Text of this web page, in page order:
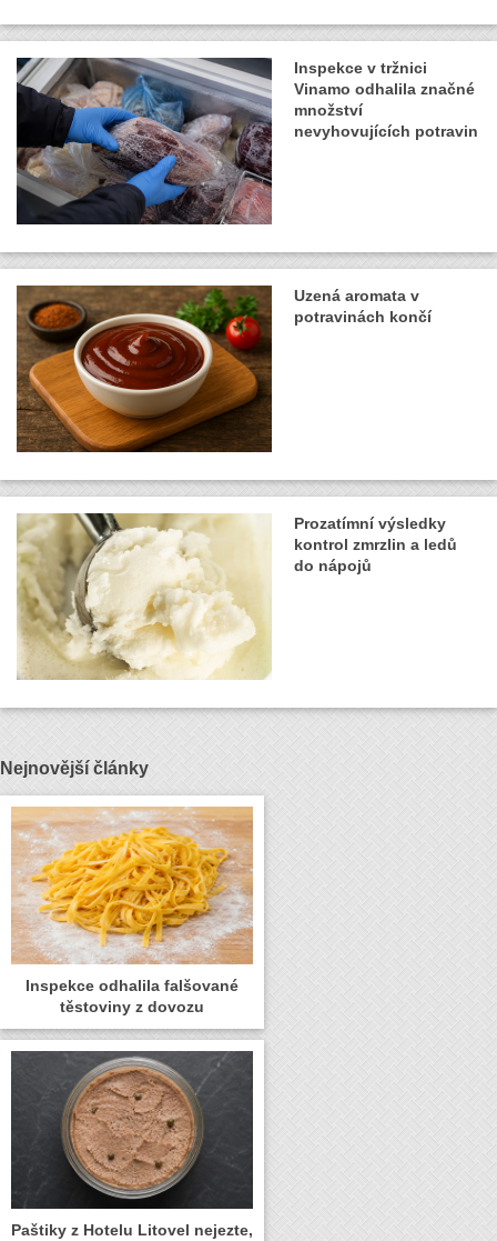
Inspekce v tržnici
Vinamo odhalila značné
množství
nevyhovujících potravin
Uzená aromata v
potravinách končí
Prozatímní výsledky
kontrol zmrzlin a ledů
do nápojů
Nejnovější články
Inspekce odhalila falšované
těstoviny z dovozu
Paštiky z Hotelu Litovel nejezte,